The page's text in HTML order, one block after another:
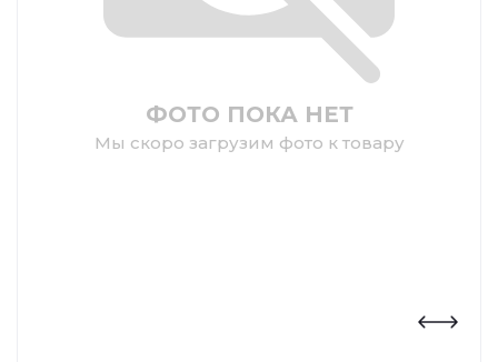
ФОТО ПОКА НЕТ
Мы скоро загрузим фото к товару